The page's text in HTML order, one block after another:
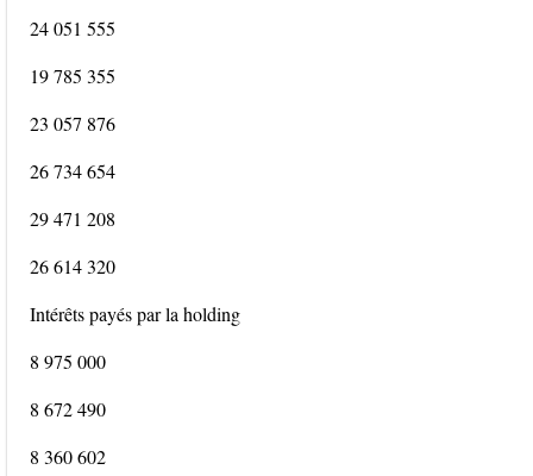
24 051 555
19 785 355
23 057 876
26 734 654
29 471 208
26 614 320
Intérêts payés par la holding
8 975 000
8 672 490
8 360 602